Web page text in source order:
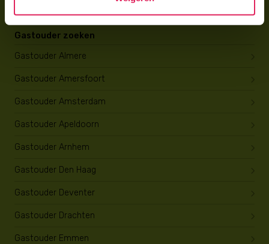
Gastouder zoeken
Gastouder Almere
Gastouder Amersfoort
Gastouder Amsterdam
Gastouder Apeldoorn
Gastouder Arnhem
Gastouder Den Haag
Gastouder Deventer
Gastouder Drachten
Gastouder Emmen